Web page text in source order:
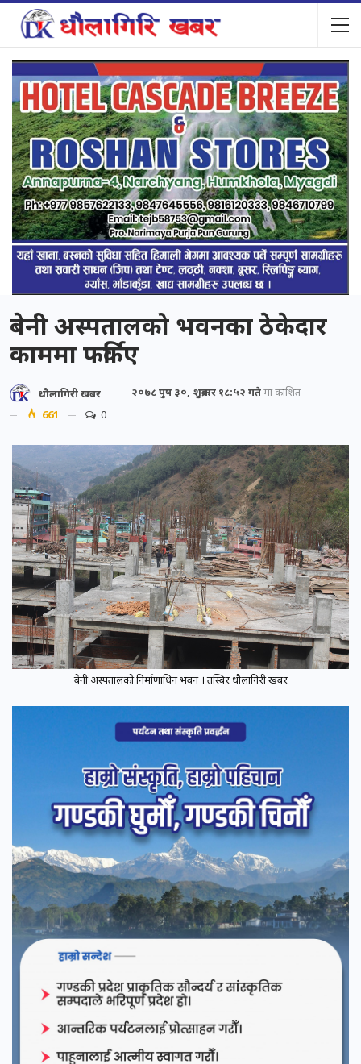
बेनी अस्पतालको भवनका ठेकेदार
काममा फर्किए
धौलागिरी खबर २०७८ पुष ३०, शुक्रबार १८:५२ गतेमा प्रकाशित
661
0
बेनी अस्पतालको निर्माणाधिन भवन । तस्बिर धौलागिरी खबर